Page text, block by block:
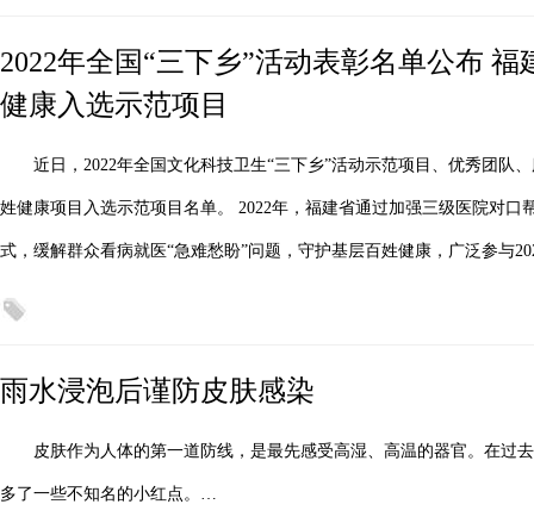
2022年全国“三下乡”活动表彰名单公布
健康入选示范项目
近日，2022年全国文化科技卫生“三下乡”活动示范项目、优秀团队
姓健康项目入选示范项目名单。 2022年，福建省通过加强三级医院对口
式，缓解群众看病就医“急难愁盼”问题，守护基层百姓健康，广泛参与
雨水浸泡后谨防皮肤感染
皮肤作为人体的第一道防线，是最先感受高湿、高温的器官。在过
多了一些不知名的小红点。…